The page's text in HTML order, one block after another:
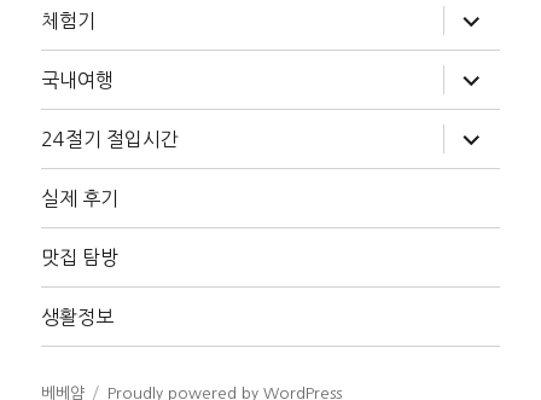
체험기
위
메
확
장
국내여행
위
메
확
장
24절기 절입시간
위
메
장
실제 후기
맛집 탐방
생활정보
베베얌 Proudly powered by WordPress